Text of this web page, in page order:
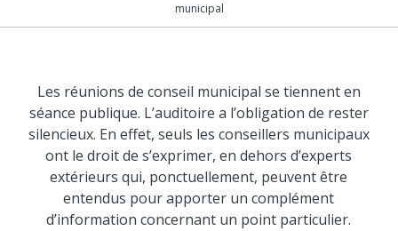
municipal
Les réunions de conseil municipal se tiennent en
séance publique. L’auditoire a l’obligation de rester
silencieux. En effet, seuls les conseillers municipaux
ont le droit de s’exprimer, en dehors d’experts
extérieurs qui, ponctuellement, peuvent être
entendus pour apporter un complément
d’information concernant un point particulier.